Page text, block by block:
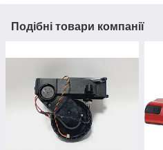
Подібні товари компанії